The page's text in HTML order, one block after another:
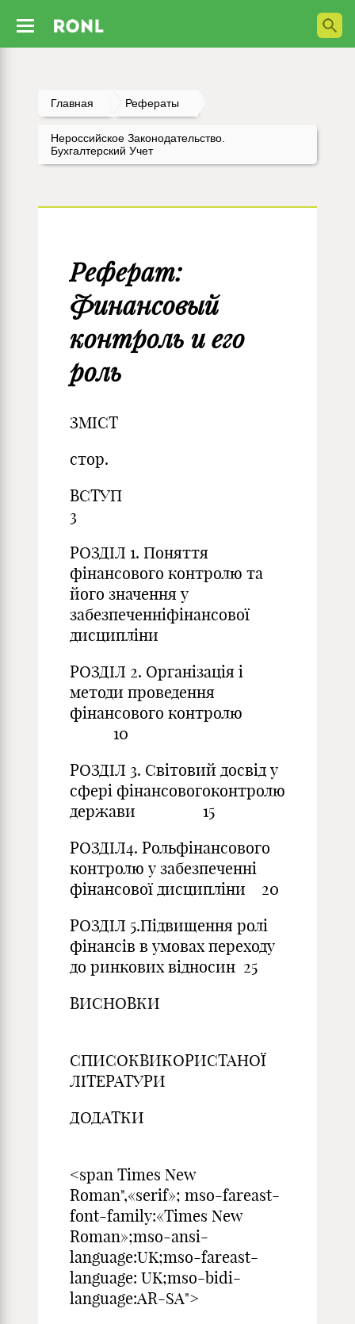
Главная Рефераты
Нероссийское Законодательство.
Бухгалтерский Учет
Реферат:
Финансовый
контроль и его
роль
ЗМІСТ
стор.
3
РОЗДІЛ 1. Поняття
фінансового контролю та
його значення у
забезпеченніфінансової
РОЗДІЛ 2. Організація і
методи проведення
фінансового контролю
10
РОЗДІЛ 3. Світовий досвід у
сфері фінансовогоконтролю
держави 15
РОЗДІЛ4. Рольфінансового
контролю у забезпеченні
фінансової дисципліни 20
РОЗДІЛ 5.Підвищення ролі
фінансів в умовах переходу
до ринкових відносин 25
ВИСНОВКИ
СПИСОКВИКОРИСТАНОЇ
ДОДАТКИ
<span Times New
Roman",«serif»; mso-fareast-
font-family:«Times New
Roman»;mso-ansi-
language:UK;mso-fareast-
language: UK;mso-bidi-
language:AR-SA">